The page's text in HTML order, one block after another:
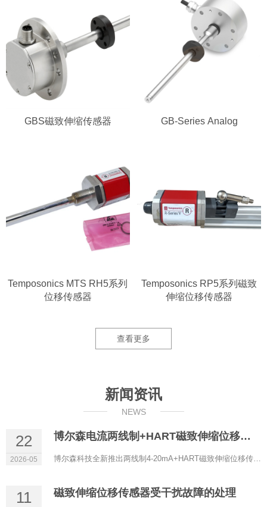
GBS磁致伸缩传感器 GB-Series Analog
Temposonics MTS RH5系列
位移传感器
Temposonics RP5系列磁致
伸缩位移传感器
查看更多
新闻资讯
NEWS
22
2026-05
博尔森电流两线制+HART磁致伸缩位移传感器正式上线
11 磁致伸缩位移传感器受干扰故障的处理